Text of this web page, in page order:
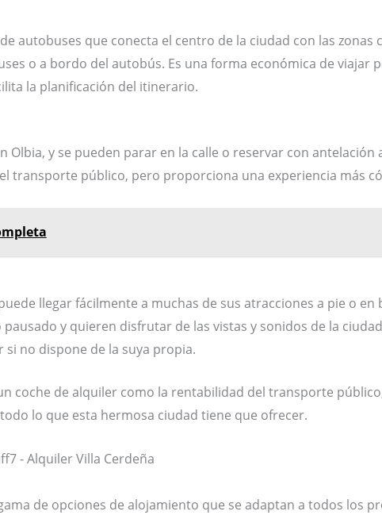
autobuses que conecta el centro de la ciudad con las
o a bordo del autobús. Es una forma económica de viajar
la planificación del itinerario.
Olbia, y se pueden parar en la calle o reservar con
transporte público, pero proporciona una experiencia más
llegar fácilmente a muchas de sus atracciones a pie o en
y quieren disfrutar de las vistas y sonidos de la
no dispone de la suya propia.
coche de alquiler como la rentabilidad del transporte
lo que esta hermosa ciudad tiene que ofrecer.
de opciones de alojamiento que se adaptan a todos los